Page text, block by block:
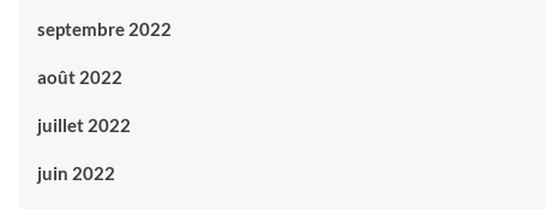
septembre 2022
août 2022
juillet 2022
juin 2022